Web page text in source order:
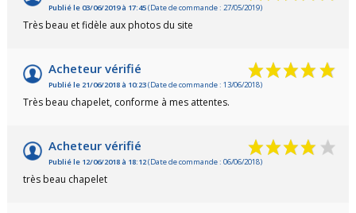
Publié le 03/06/2019 à 17:45(Date de commande : 27/05/2019)
Très beau et fidèle aux photos du site
Acheteur vérifié
Publié le 21/06/2018 à 10:23(Date de commande : 13/06/2018)
Très beau chapelet, conforme à mes attentes.
Acheteur vérifié
Publié le 12/06/2018 à 18:12(Date de commande : 06/06/2018)
très beau chapelet